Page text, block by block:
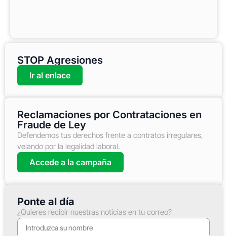
STOP Agresiones
Ir al enlace
Reclamaciones por Contrataciones en
Fraude de Ley
Defendemos tus derechos frente a contratos irregulares,
velando por la legalidad laboral.
Accede a la campaña
Ponte al día
¿Quieres recibir nuestras noticias en tu correo?